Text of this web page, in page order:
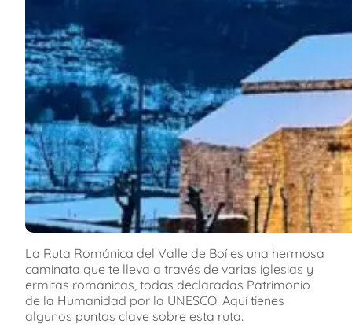
La Ruta Románica del Valle de Boí es una hermosa
caminata que te lleva a través de varias iglesias y
ermitas románicas, todas declaradas Patrimonio
de la Humanidad por la UNESCO. Aquí tienes
algunos puntos clave sobre esta ruta: